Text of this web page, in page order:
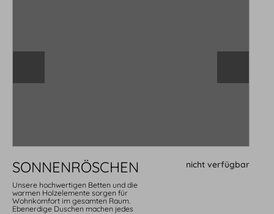
Social
SONNENRÖSCHEN
Unsere hochwertigen Betten und die
warmen Holzelemente sorgen für
Wohnkomfort im gesamten Raum.
Ebenerdige Duschen machen jedes
nicht verfügbar